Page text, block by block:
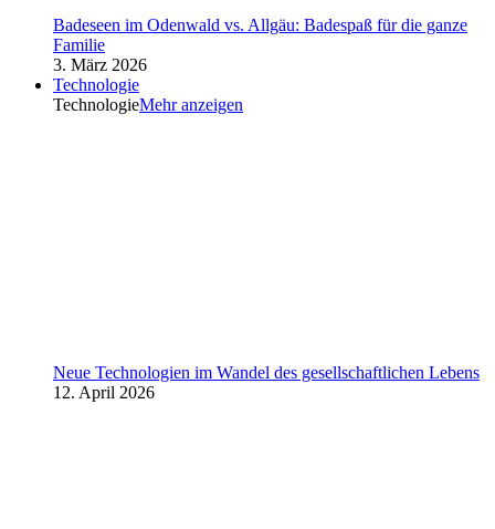
Badeseen im Odenwald vs. Allgäu: Badespaß für die ganze
Familie
3. März 2026
Technologie
TechnologieMehr anzeigen
Neue Technologien im Wandel des gesellschaftlichen Lebens
12. April 2026